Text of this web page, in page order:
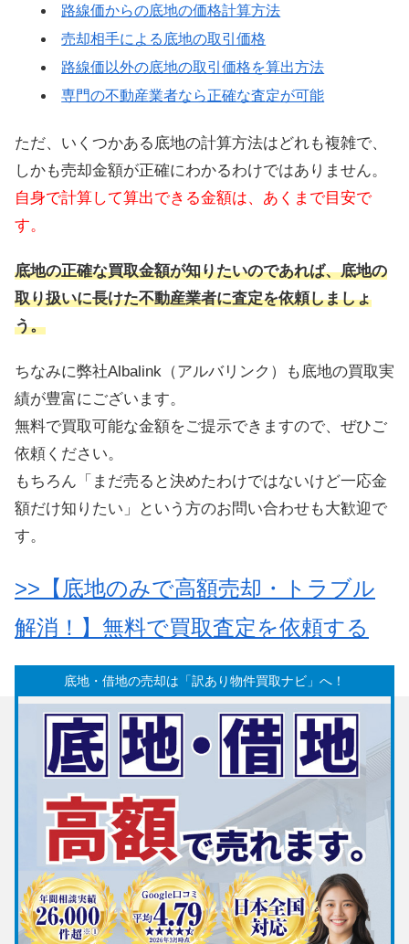
路線価からの底地の価格計算方法
売却相手による底地の取引価格
路線価以外の底地の取引価格を算出方法
専門の不動産業者なら正確な査定が可能
ただ、いくつかある底地の計算方法はどれも複雑で、
しかも売却金額が正確にわかるわけではありません。
自身で計算して算出できる金額は、あくまで目安で
す。
底地の正確な買取金額が知りたいのであれば、底地の
取り扱いに長けた不動産業者に査定を依頼しましょ
う。
ちなみに弊社Albalink（アルバリンク）も底地の買取実
績が豊富にございます。
無料で買取可能な金額をご提示できますので、ぜひご
依頼ください。
もちろん「まだ売ると決めたわけではないけど一応金
額だけ知りたい」という方のお問い合わせも大歓迎で
す。
>>【底地のみで高額売却・トラブル
解消！】無料で買取査定を依頼する
底地・借地の売却は「訳あり物件買取ナビ」へ！